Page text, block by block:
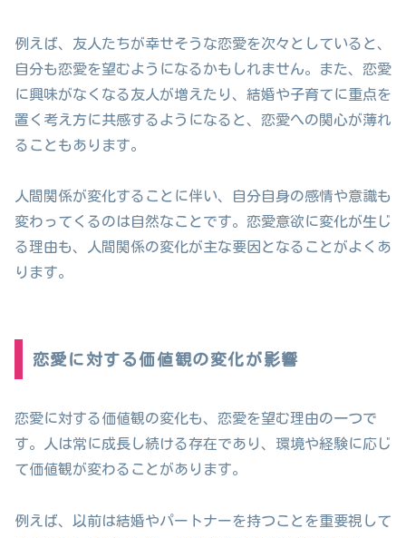
例えば、友人たちが幸せそうな恋愛を次々としていると、
自分も恋愛を望むようになるかもしれません。また、恋愛
に興味がなくなる友人が増えたり、結婚や子育てに重点を
置く考え方に共感するようになると、恋愛への関心が薄れ
ることもあります。
人間関係が変化することに伴い、自分自身の感情や意識も
変わってくるのは自然なことです。恋愛意欲に変化が生じ
る理由も、人間関係の変化が主な要因となることがよくあ
ります。
恋愛に対する価値観の変化が影響
恋愛に対する価値観の変化も、恋愛を望む理由の一つで
す。人は常に成長し続ける存在であり、環境や経験に応じ
て価値観が変わることがあります。
例えば、以前は結婚やパートナーを持つことを重要視して